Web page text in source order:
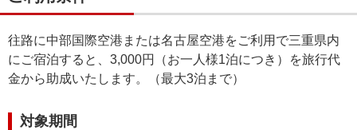
往路に中部国際空港または名古屋空港をご利用で三重県内
にご宿泊すると、3,000円（お一人様1泊につき）を旅行代
金から助成いたします。（最大3泊まで）
対象期間